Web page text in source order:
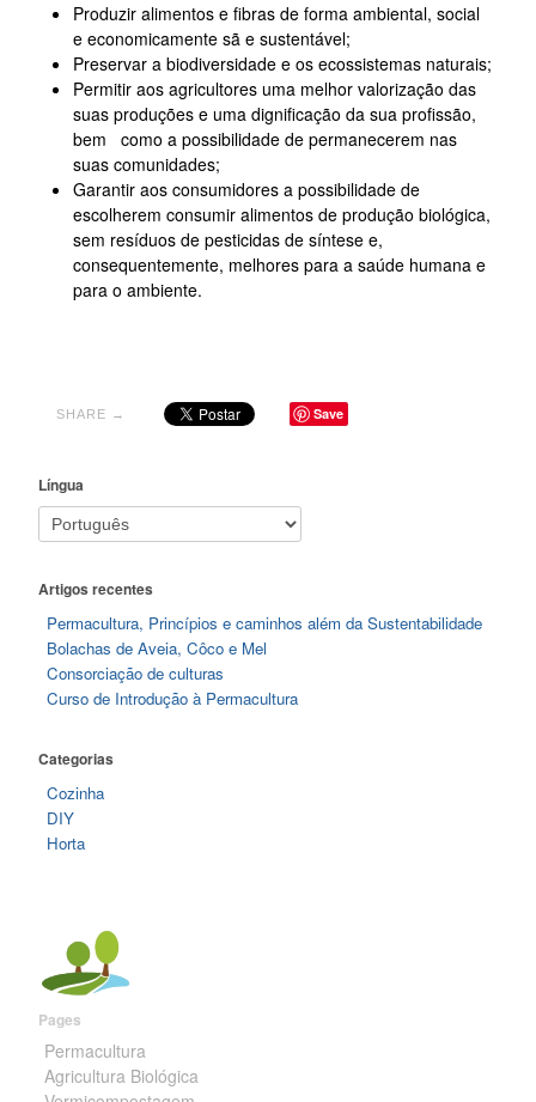
Produzir alimentos e fibras de forma ambiental, social
e economicamente sã e sustentável;
Preservar a biodiversidade e os ecossistemas naturais;
Permitir aos agricultores uma melhor valorização das
suas produções e uma dignificação da sua profissão,
bem como a possibilidade de permanecerem nas
suas comunidades;
Garantir aos consumidores a possibilidade de
escolherem consumir alimentos de produção biológica,
sem resíduos de pesticidas de síntese e,
consequentemente, melhores para a saúde humana e
para o ambiente.
SHARE → Save
Língua
Artigos recentes
Permacultura, Princípios e caminhos além da Sustentabilidade
Bolachas de Aveia, Côco e Mel
Consorciação de culturas
Curso de Introdução à Permacultura
Categorias
Cozinha
DIY
Horta
Pages
Permacultura
Agricultura Biológica